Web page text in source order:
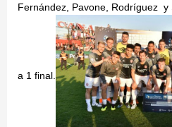
Fernández, Pavone, Rodríguez
a 1 final.